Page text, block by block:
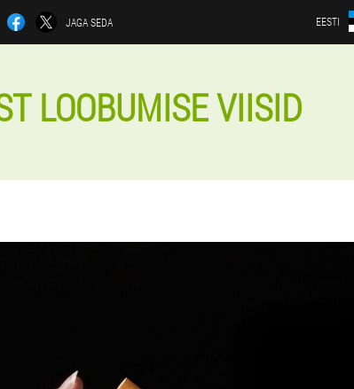
JAGA SEDA EESTI
LOOBUMISE VIISID